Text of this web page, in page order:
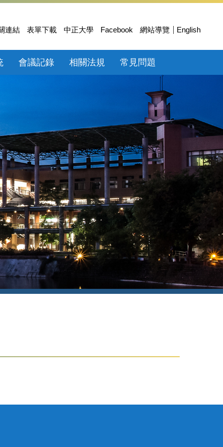
連結 表單下載 中正大學 Facebook 網站導覽 English
會議記錄 相關法規 常見問題